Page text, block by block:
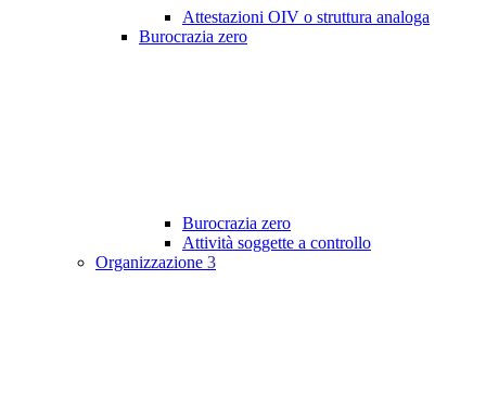
Attestazioni OIV o struttura analoga
Burocrazia zero
Burocrazia zero
Attività soggette a controllo
Organizzazione 3